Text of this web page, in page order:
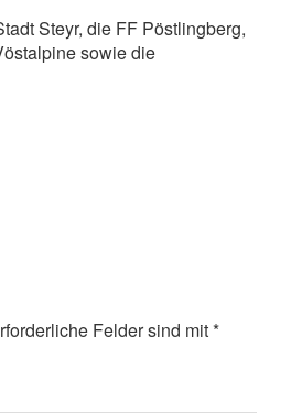
Steyr, die FF Pöstlingberg,
sowie die
Felder sind mit*